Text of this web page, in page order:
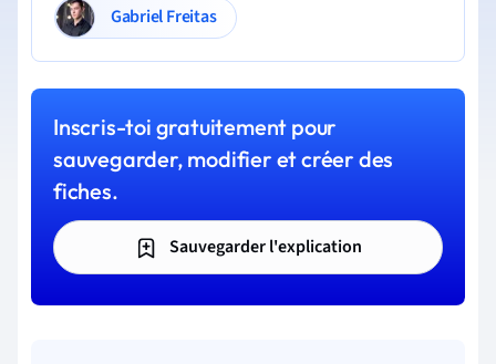
Gabriel Freitas
Inscris-toi gratuitement pour
sauvegarder, modifier et créer des
fiches.
Sauvegarder l'explication